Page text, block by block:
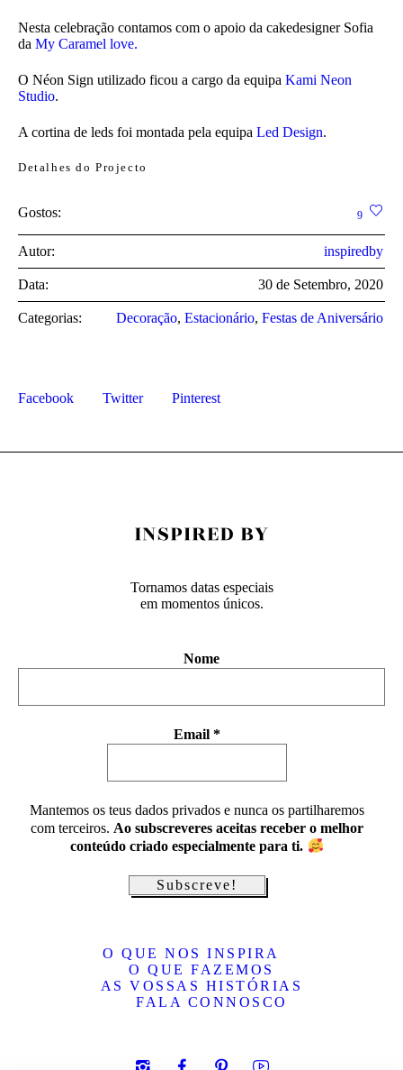
Nesta celebração contamos com o apoio da cakedesigner Sofia
da My Caramel love.
O Néon Sign utilizado ficou a cargo da equipa Kami Neon
Studio.
A cortina de leds foi montada pela equipa Led Design.
Detalhes do Projecto
Gostos: 9
Autor: inspiredby
Data: 30 de Setembro, 2020
Categorias: Decoração, Estacionário, Festas de Aniversário
Facebook Twitter Pinterest
Tornamos datas especiais
em momentos únicos.
Nome
Email *
Mantemos os teus dados privados e nunca os partilharemos
com terceiros. Ao subscreveres aceitas receber o melhor
conteúdo criado especialmente para ti.
O QUE NOS INSPIRA
O QUE FAZEMOS
AS VOSSAS HISTÓRIAS
FALA CONNOSCO